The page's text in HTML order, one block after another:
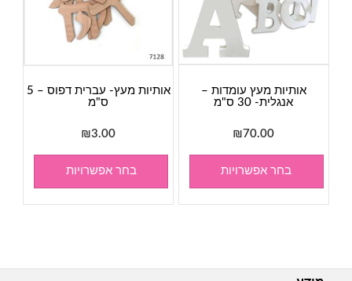
אותיות מעץ עומדות –
אנגלית- 30 ס"מ
₪70.00
בחר אפשרויות
אותיות מעץ- עברית דפוס – 5
ס"מ
₪3.00
בחר אפשרויות